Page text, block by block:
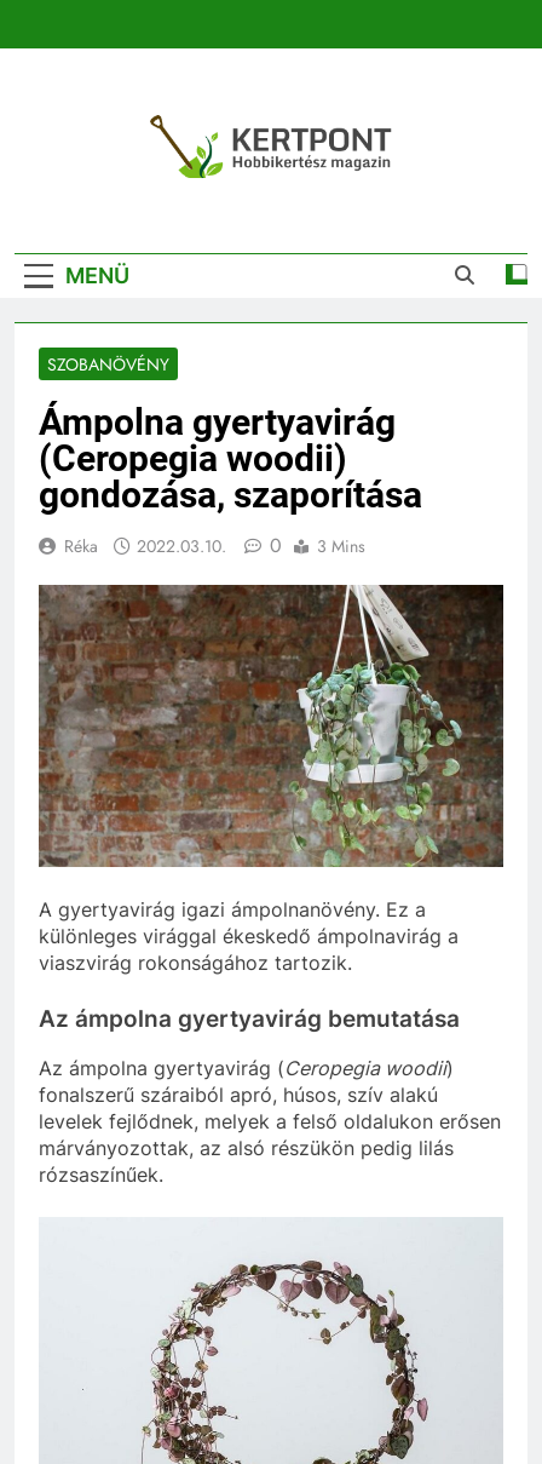
Kertészeti
Magazin |
Növénykereső És
Növényhatározó
MENÜ
SZOBANÖVÉNY
Ámpolna gyertyavirág
(Ceropegia woodii)
gondozása, szaporítása
Réka 2022.03.10. 0 3 Mins
A gyertyavirág igazi ámpolnanövény. Ez a
különleges virággal ékeskedő ámpolnavirág a
viaszvirág rokonságához tartozik.
Az ámpolna gyertyavirág bemutatása
Az ámpolna gyertyavirág (Ceropegia woodii)
fonalszerű száraiból apró, húsos, szív alakú
levelek fejlődnek, melyek a felső oldalukon erősen
márványozottak, az alsó részükön pedig lilás
rózsaszínűek.